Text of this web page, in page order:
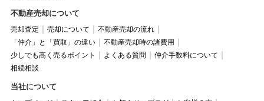
不動産売却について
売却査定 売却について
不動産売却の流れ
「仲介」と「買取」の違い
不動産売却時の諸費用
少しでも高く売るポイント
よくある質問
仲介手数料について
相続相談
当社について